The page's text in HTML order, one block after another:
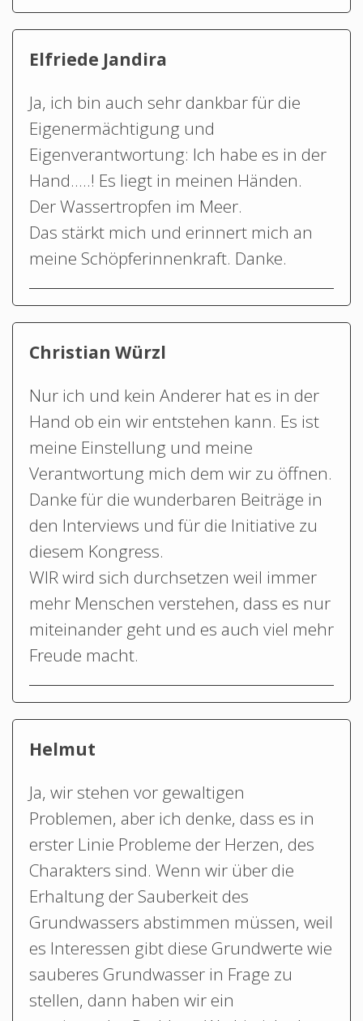
Elfriede Jandira
Ja, ich bin auch sehr dankbar für die
Eigenermächtigung und
Eigenverantwortung: Ich habe es in der
Hand…..! Es liegt in meinen Händen.
Der Wassertropfen im Meer.
Das stärkt mich und erinnert mich an
meine Schöpferinnenkraft. Danke.
Christian Würzl
Nur ich und kein Anderer hat es in der
Hand ob ein wir entstehen kann. Es ist
meine Einstellung und meine
Verantwortung mich dem wir zu öffnen.
Danke für die wunderbaren Beiträge in
den Interviews und für die Initiative zu
diesem Kongress.
WIR wird sich durchsetzen weil immer
mehr Menschen verstehen, dass es nur
miteinander geht und es auch viel mehr
Freude macht.
Helmut
Ja, wir stehen vor gewaltigen
Problemen, aber ich denke, dass es in
erster Linie Probleme der Herzen, des
Charakters sind. Wenn wir über die
Erhaltung der Sauberkeit des
Grundwassers abstimmen müssen, weil
es Interessen gibt diese Grundwerte wie
sauberes Grundwasser in Frage zu
stellen, dann haben wir ein